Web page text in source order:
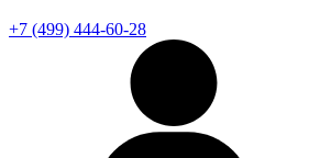
+7 (499) 444-60-28